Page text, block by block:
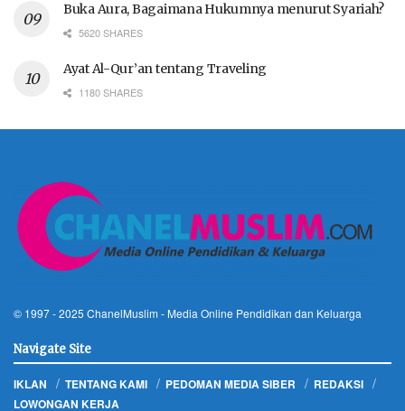
Buka Aura, Bagaimana Hukumnya menurut Syariah?
5620 SHARES
Ayat Al-Qur’an tentang Traveling
1180 SHARES
© 1997 - 2025 ChanelMuslim - Media Online Pendidikan dan Keluarga
Navigate Site
IKLAN TENTANG KAMI PEDOMAN MEDIA SIBER
REDAKSI
LOWONGAN KERJA